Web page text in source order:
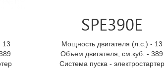
13
SPE390E
Мощность двигателя (л.с.) - 13
Объем двигателя, см.куб. - 389
Система пуска - электростартер